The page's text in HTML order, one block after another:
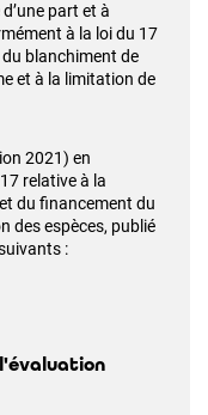
part et à
à la loi du 17
blanchiment de
et à la limitation de
2021) en
relative à la
du financement du
des espèces, publié
: